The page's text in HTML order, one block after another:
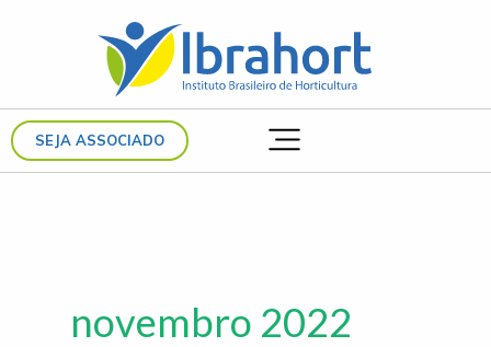
SEJA ASSOCIADO
novembro 2022